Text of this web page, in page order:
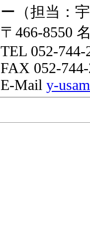
ー（担当：
〒466-8550
TEL 052-744-
FAX 052-
E-Mail y-